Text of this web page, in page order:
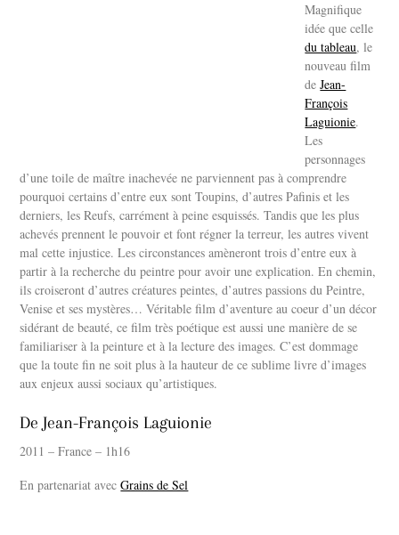
Magnifique
idée que celle
du tableau, le
nouveau film
deJean-
François
Laguionie.
Les
personnages
d’une toile de maître inachevée ne parviennent pas à comprendre
pourquoi certains d’entre eux sont Toupins, d’autres Pafinis et les
derniers, les Reufs, carrément à peine esquissés. Tandis que les plus
achevés prennent le pouvoir et font régner la terreur, les autres vivent
mal cette injustice. Les circonstances amèneront trois d’entre eux à
partir à la recherche du peintre pour avoir une explication. En chemin,
ils croiseront d’autres créatures peintes, d’autres passions du Peintre,
Venise et ses mystères… Véritable film d’aventure au coeur d’un décor
sidérant de beauté, ce film très poétique est aussi une manière de se
familiariser à la peinture et à la lecture des images. C’est dommage
que la toute fin ne soit plus à la hauteur de ce sublime livre d’images
aux enjeux aussi sociaux qu’artistiques.
De Jean-François Laguionie
2011 – France – 1h16
En partenariat avecGrains de Sel